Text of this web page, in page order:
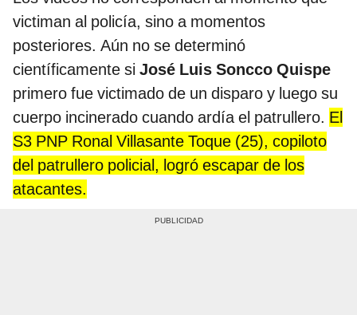
victiman al policía, sino a momentos
posteriores. Aún no se determinó
científicamente si José Luis Soncco Quispe
primero fue victimado de un disparo y luego su
cuerpo incinerado cuando ardía el patrullero. El
S3 PNP Ronal Villasante Toque (25), copiloto
del patrullero policial, logró escapar de los
atacantes.